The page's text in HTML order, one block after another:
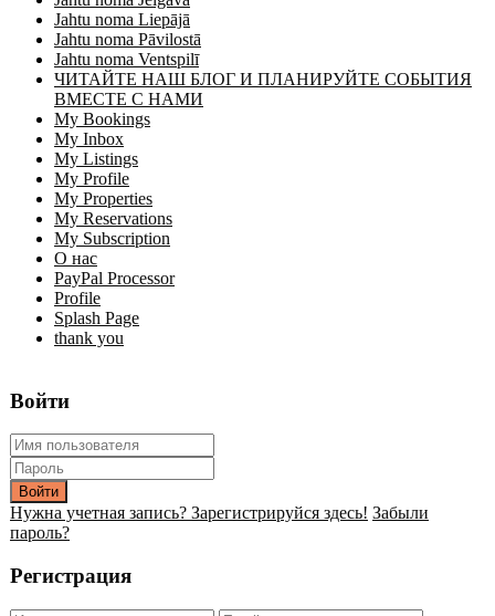
Jahtu noma Liepājā
Jahtu noma Pāvilostā
Jahtu noma Ventspilī
ЧИТАЙТЕ НАШ БЛОГ И ПЛАНИРУЙТЕ СОБЫТИЯ
ВМЕСТЕ С НАМИ
My Bookings
My Inbox
My Listings
My Profile
My Properties
My Reservations
My Subscription
О нас
PayPal Processor
Profile
Splash Page
thank you
Войти
Войти
Нужна учетная запись? Зарегистрируйся здесь! Забыли
пароль?
Регистрация